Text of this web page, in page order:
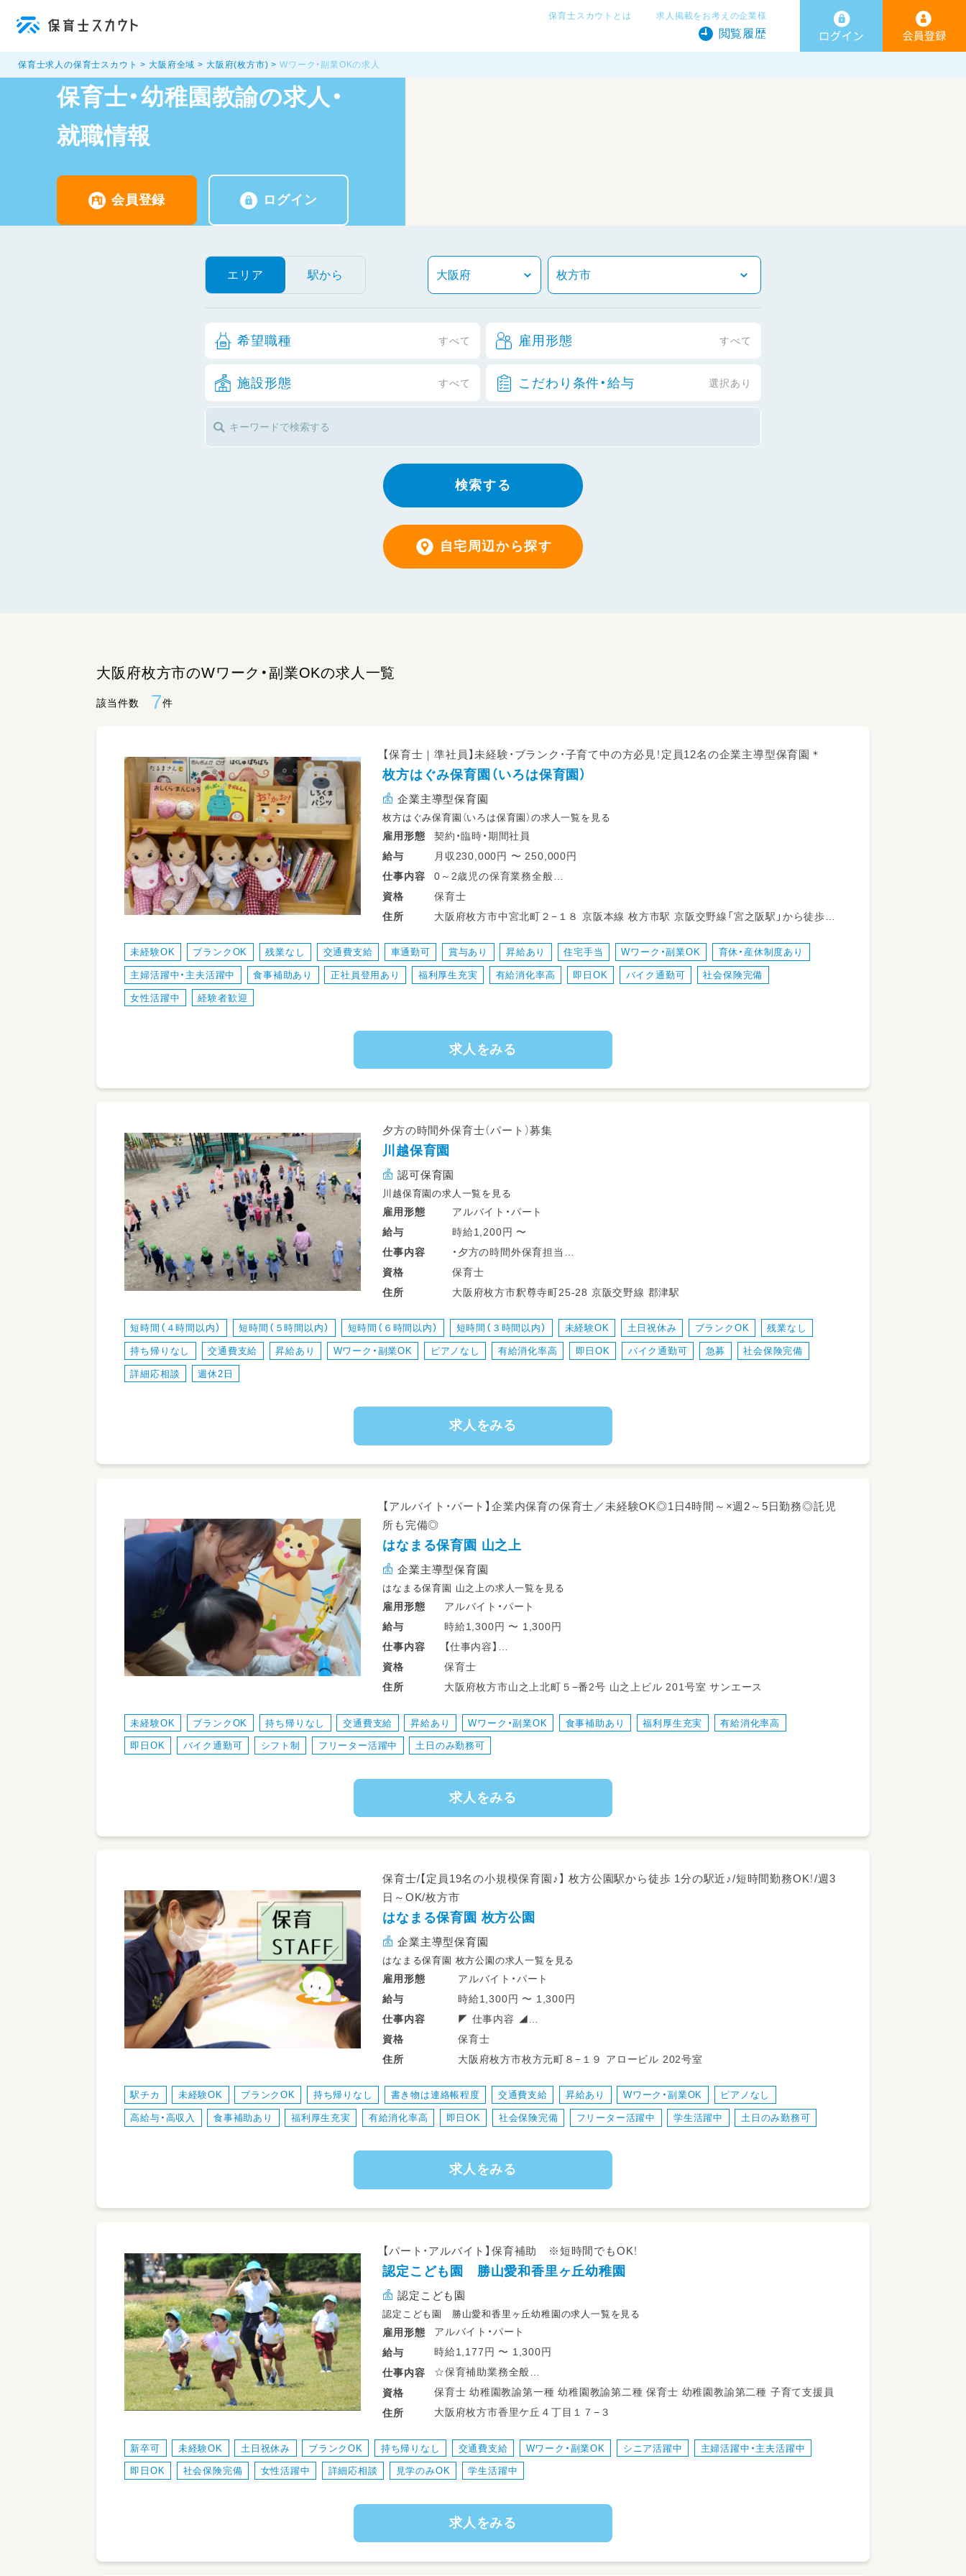
保育士スカウトとは 求人掲載をお考えの企業様
閲覧履歴
保育士求人の保育士スカウト 大阪府全域 大阪府(枚方市) Wワーク・副業OKの求人
保育士・幼稚園教諭の求人・
就職情報
会員登録 ログイン
エリア 駅から
希望職種 すべて 雇用形態 すべて
施設形態 すべて こだわり条件・給与 選択あり
検索する
自宅周辺から探す
大阪府枚方市のWワーク・副業OKの求人一覧
該当件数 7件
【保育士｜準社員】未経験・ブランク・子育て中の方必見！定員12名の企業主導型保育園＊
枚方はぐみ保育園（いろは保育園）
企業主導型保育園
枚方はぐみ保育園（いろは保育園）の求人一覧を見る
雇用形態
契約・臨時・期間社員
給与
月収230,000円 〜 250,000円
仕事内容 0～2歳児の保育業務全般
①クラス担任（クラスはまだ未定）
②副担任
※シフト勤務
資格
保育士
住所
大阪府枚方市中宮北町２−１８ 京阪本線 枚方市駅 京阪交野線「宮之阪駅」から徒歩で
未経験OK ブランクOK 残業なし 交通費支給 車通勤可 賞与あり 昇給あり 住宅手当 Wワーク・副業OK 育休・産休制度あり
主婦活躍中・主夫活躍中 食事補助あり 正社員登用あり 福利厚生充実 有給消化率高 即日OK バイク通勤可 社会保険完備
女性活躍中 経験者歓迎
求人をみる
夕方の時間外保育士（パート）募集
川越保育園
認可保育園
川越保育園の求人一覧を見る
雇用形態
アルバイト・パート
給与
時給1,200円 〜
仕事内容
・夕方の時間外保育担当
・ピアノは不要です
・環境整備など雑務もあります
安心してご応募ください
・子育て中の職員が多く、お子さまの学校行事など、お互い
有休のとりやすい職場を目指しています
資格
保育士
住所
大阪府枚方市釈尊寺町25-28 京阪交野線 郡津駅
短時間（４時間以内） 短時間（５時間以内） 短時間（６時間以内） 短時間（３時間以内） 未経験OK 土日祝休み ブランクOK 残業なし
持ち帰りなし 交通費支給 昇給あり Wワーク・副業OK ピアノなし 有給消化率高 即日OK バイク通勤可 急募 社会保険完備
詳細応相談 週休2日
求人をみる
【アルバイト・パート】企業内保育の保育⼠／未経験OK◎1日4時間～×週2～5日勤務◎託児
所も完備◎
はなまる保育園 山之上
企業主導型保育園
はなまる保育園 山之上の求人一覧を見る
雇用形態
アルバイト・パート
給与
時給1,300円 〜 1,300円
仕事内容
【仕事内容】
◆企業内保育の保育⼠として
0～2歳児の保育業務をお願いします！
・ 当社で働く従業員のサポート！
0～2歳児を対象とした企業内保育です。
・看護師も常駐しているので
安⼼して保育業務が可能です◎
資格
保育士
住所
大阪府枚方市山之上北町５−番2号 山之上ビル 201号室 サンエース
未経験OK ブランクOK 持ち帰りなし 交通費支給 昇給あり Wワーク・副業OK 食事補助あり 福利厚生充実 有給消化率高
即日OK バイク通勤可 シフト制 フリーター活躍中 土日のみ勤務可
求人をみる
保育士/【定員19名の小規模保育園♪】 枚方公園駅から徒歩 1分の駅近♪/短時間勤務OK！/週3
日～OK/枚方市
はなまる保育園 枚方公園
企業主導型保育園
はなまる保育園 枚方公園の求人一覧を見る
雇用形態
アルバイト・パート
給与
時給1,300円 〜 1,300円
仕事内容 ◤ 仕事内容 ◢
企業内保育所にて、
看護師も常駐しており、連携がとりやすく
安心して保育に専念することができます。
資格
保育士
住所
大阪府枚方市枚方元町８−１９ アロービル 202号室
駅チカ 未経験OK ブランクOK 持ち帰りなし 書き物は連絡帳程度 交通費支給 昇給あり Wワーク・副業OK ピアノなし
高給与・高収入 食事補助あり 福利厚生充実 有給消化率高 即日OK 社会保険完備 フリーター活躍中 学生活躍中 土日のみ勤務可
求人をみる
【パート・アルバイト】保育補助 ※短時間でもOK！
認定こども園 勝山愛和香里ヶ丘幼稚園
認定こども園
認定こども園 勝山愛和香里ヶ丘幼稚園の求人一覧を見る
雇用形態
アルバイト・パート
給与
時給1,177円 〜 1,300円
仕事内容
☆保育補助業務全般
☆教 員 数 … ３５名
☆園 児 数 … ３８５名
資格
保育士 幼稚園教諭第一種 幼稚園教諭第二種 保育士 幼稚園教諭第二種 子育て支援員
住所
大阪府枚方市香里ケ丘４丁目１７−３
新卒可 未経験OK 土日祝休み ブランクOK 持ち帰りなし 交通費支給 Wワーク・副業OK シニア活躍中 主婦活躍中・主夫活躍中
即日OK 社会保険完備 女性活躍中 詳細応相談 見学のみOK 学生活躍中
求人をみる